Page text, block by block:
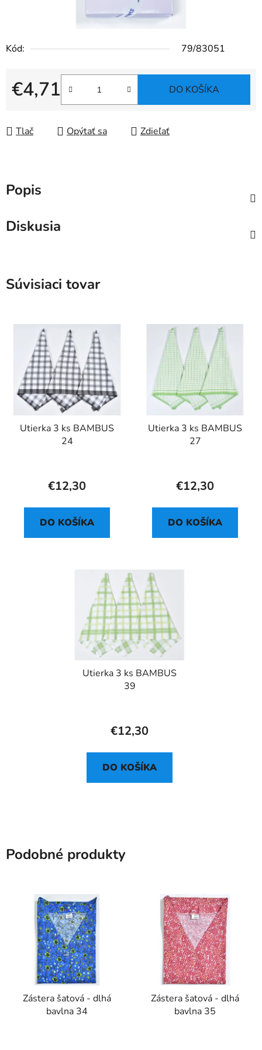
Kód: 79/83051
€4,71
Jednotková cena:
DO KOŠÍKA
Tlač Opýtať sa Zdieľať
Popis
Diskusia
Súvisiaci tovar
Utierka 3 ks BAMBUS
24
€12,30
DO KOŠÍKA
Utierka 3 ks BAMBUS
27
€12,30
DO KOŠÍKA
Utierka 3 ks BAMBUS
39
€12,30
DO KOŠÍKA
Podobné produkty
Zástera šatová - dlhá
bavlna 34
Zástera šatová - dlhá
bavlna 35